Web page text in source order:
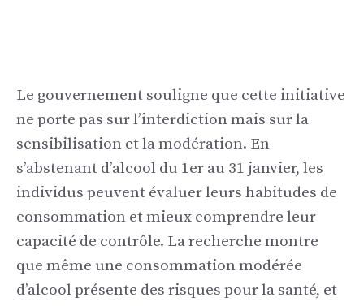
Le gouvernement souligne que cette initiative
ne porte pas sur l’interdiction mais sur la
sensibilisation et la modération. En
s’abstenant d’alcool du 1er au 31 janvier, les
individus peuvent évaluer leurs habitudes de
consommation et mieux comprendre leur
capacité de contrôle. La recherche montre
que même une consommation modérée
d’alcool présente des risques pour la santé, et